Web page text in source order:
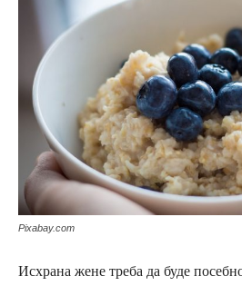
Pixabay.com
Исхрана жене треба да буде